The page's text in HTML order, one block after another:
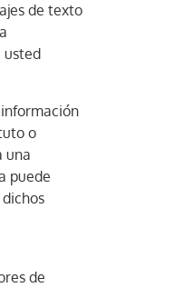
de texto
usted
o
una
puede
de